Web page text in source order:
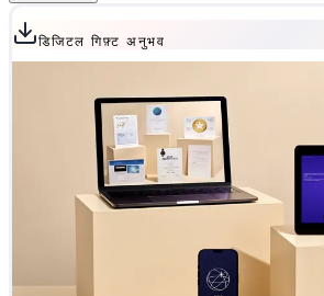
डिजिटल गिफ़्ट अनुभव